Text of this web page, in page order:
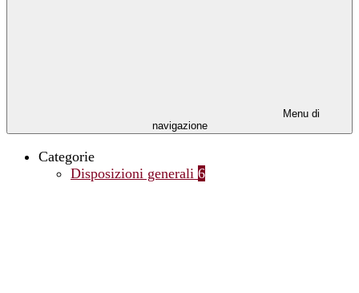
Menu di
navigazione
Categorie
Disposizioni generali 6